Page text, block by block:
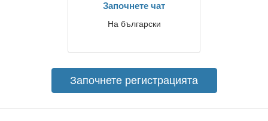
Започнете чат
На български
Започнете регистрацията